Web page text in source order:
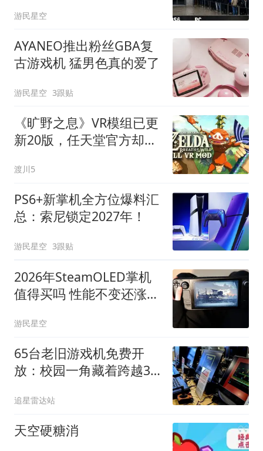
游民星空
AYANEO推出粉丝GBA复
古游戏机 猛男色真的爱了
游民星空 3跟贴
《旷野之息》VR模组已更
新20版，任天堂官方却从
渡川5
PS6+新掌机全方位爆料汇
总：索尼锁定2027年！
游民星空 3跟贴
2026年SteamOLED掌机
值得买吗 性能不变还涨价
游民星空
65台老旧游戏机免费开
放：校园一角藏着跨越30
追星雷达站
天空硬糖消